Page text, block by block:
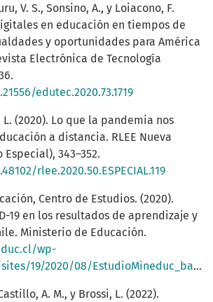
V. S., Sonsino, A., y Loiacono, F.
en educación en tiempos de
y oportunidades para América
Electrónica de Tecnología
edutec.2020.73.1719
(2020). Lo que la pandemia nos
a distancia. RLEE Nueva
343–352.
rlee.2020.50.ESPECIAL.119
Centro de Estudios. (2020).
19 en los resultados de aprendizaje y
Ministerio de Educación.
wp-
2020/08/EstudioMineduc_bancomundial.pdf
A. M., y Brossi, L. (2022).